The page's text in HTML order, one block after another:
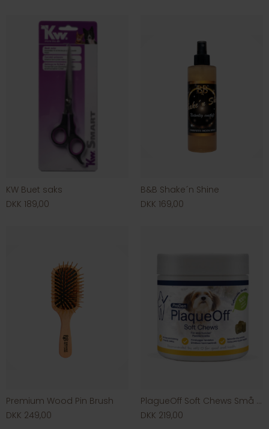
KW Buet saks
DKK 189,00
B&B Shake´n Shine
DKK 169,00
Premium Wood Pin Brush
DKK 249,00
PlagueOff Soft Chews Små Hunde
DKK 219,00